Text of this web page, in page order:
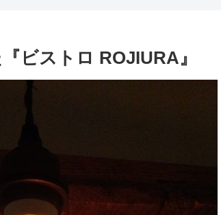
ビストロ ROJIURA』